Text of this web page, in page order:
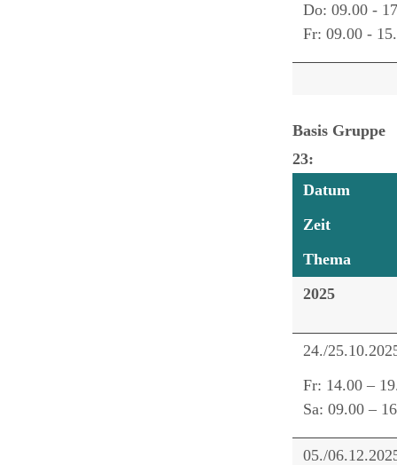
Do: 09.00 -
Fr: 09.00 -
Basis Gruppe
23:
Datum
Zeit
Thema
2025
24./
Fr: 14.00 –
Sa: 09.00 –
05./